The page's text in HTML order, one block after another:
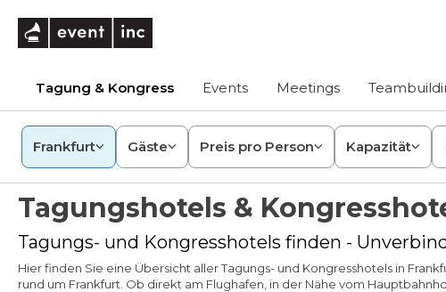
Tagung & Kongress Events Meetings
Frankfurt Gäste Preis pro Person Kapazität
Tagungshotels &
Tagungs- und Kongresshotels finden -
Hier finden Sie eine Übersicht aller Tagungs- und Kongresshotels in
rund um Frankfurt. Ob direkt am Flughafen, in der Nähe vom